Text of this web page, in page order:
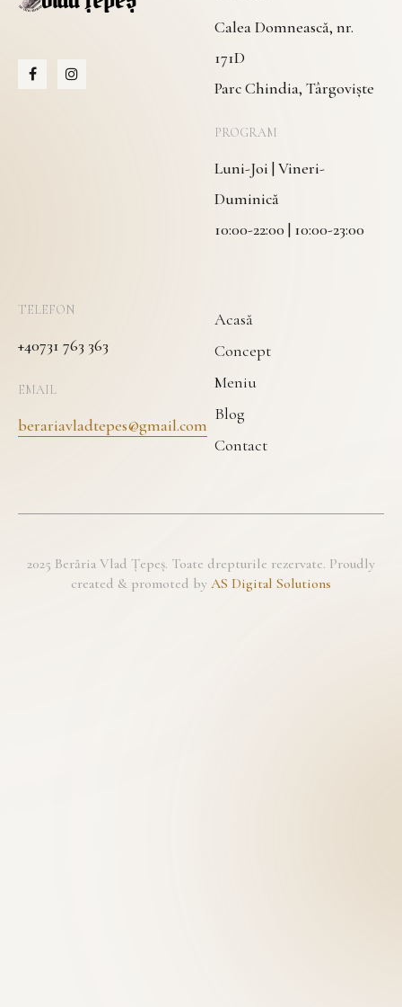
Calea Domnească, nr.
171D
Parc Chindia, Târgoviște
PROGRAM
Luni-Joi | Vineri-
Duminică
10:00-22:00 | 10:00-23:00
TELEFON
+40731 763 363
EMAIL
berariavladtepes@gmail.com
Acasă
Concept
Meniu
Blog
Contact
2025 Berăria Vlad Țepeș. Toate drepturile rezervate. Proudly
created & promoted by AS Digital Solutions